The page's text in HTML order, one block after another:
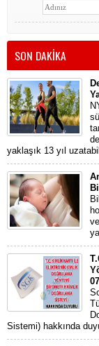
SON DAKİKA
yaklaşık 13 yıl
Sistemi) hakkında